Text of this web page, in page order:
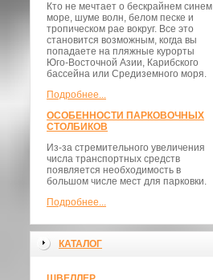
Кто не мечтает о бескрайнем синем
море, шуме волн, белом песке и
тропическом рае вокруг. Все это
становится возможным, когда вы
попадаете на пляжные курорты
Юго-Восточной Азии, Карибского
бассейна или Средиземного моря.
Подробнее...
ОСОБЕННОСТИ ПАРКОВОЧНЫХ
СТОЛБИКОВ
Из-за стремительного увеличения
числа транспортных средств
появляется необходимость в
большом числе мест для парковки.
Подробнее...
КАТАЛОГ